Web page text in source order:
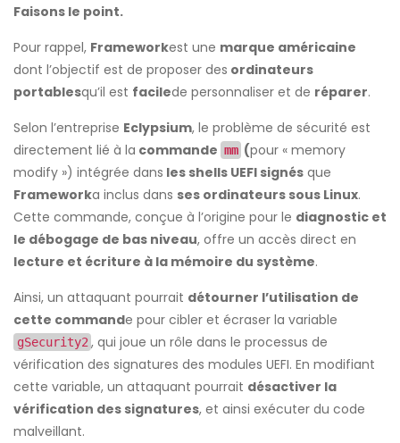
Faisons le point.
Pour rappel, Frameworkest une marque américaine
dont l’objectif est de proposer des ordinateurs
portablesqu’il est facilede personnaliser et de réparer.
Selon l’entreprise Eclypsium, le problème de sécurité est
directement lié à la commande mm (pour « memory
modify ») intégrée dans les shells UEFI signés que
Frameworka inclus dans ses ordinateurs sous Linux.
Cette commande, conçue à l’origine pour le diagnostic et
le débogage de bas niveau, offre un accès direct en
lecture et écriture à la mémoire du système.
Ainsi, un attaquant pourrait détourner l’utilisation de
cette commande pour cibler et écraser la variable
gSecurity2 , qui joue un rôle dans le processus de
vérification des signatures des modules UEFI. En modifiant
cette variable, un attaquant pourrait désactiver la
vérification des signatures, et ainsi exécuter du code
malveillant.